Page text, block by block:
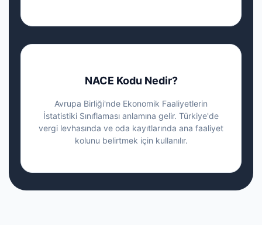
NACE Kodu Nedir?
Avrupa Birliği'nde Ekonomik Faaliyetlerin
İstatistiki Sınıflaması anlamına gelir. Türkiye'de
vergi levhasında ve oda kayıtlarında ana faaliyet
kolunu belirtmek için kullanılır.